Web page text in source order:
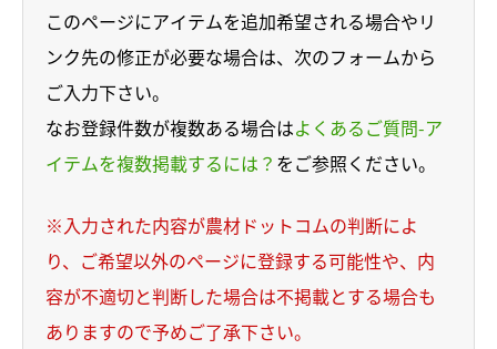
このページにアイテムを追加希望される場合やリ
ンク先の修正が必要な場合は、次のフォームから
ご入力下さい。
なお登録件数が複数ある場合はよくあるご質問-ア
イテムを複数掲載するには？ をご参照ください。
※入力された内容が農材ドットコムの判断によ
り、ご希望以外のページに登録する可能性や、内
容が不適切と判断した場合は不掲載とする場合も
ありますので予めご了承下さい。